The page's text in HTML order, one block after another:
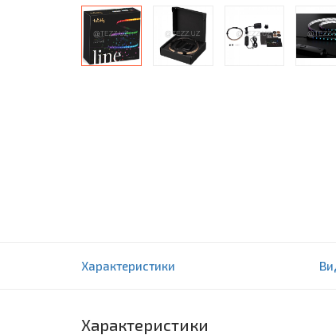
Gen II, 1,5 метра (TWL100STW-BEU)
Характеристики
Характеристики